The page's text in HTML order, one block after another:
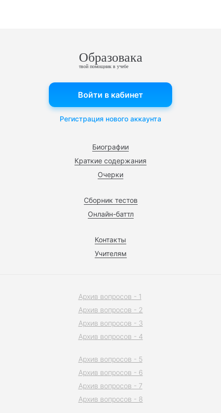
Образовака
твой помощник в учебе
Биографии
Краткие содержания
Очерки
Сборник тестов
Онлайн-баттл
Контакты
Учителям
Войти в кабинет
Регистрация нового аккаунта
Архив вопросов - 1
Архив вопросов - 2
Архив вопросов - 3
Архив вопросов - 4
Архив вопросов - 5
Архив вопросов - 6
Архив вопросов - 7
Архив вопросов - 8